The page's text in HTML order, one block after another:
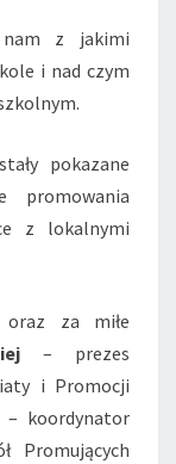
nam z jakimi
i nad czym
pokazane
promowania
z lokalnymi
za miłe
– prezes
i Promocji
– koordynator
Promujących